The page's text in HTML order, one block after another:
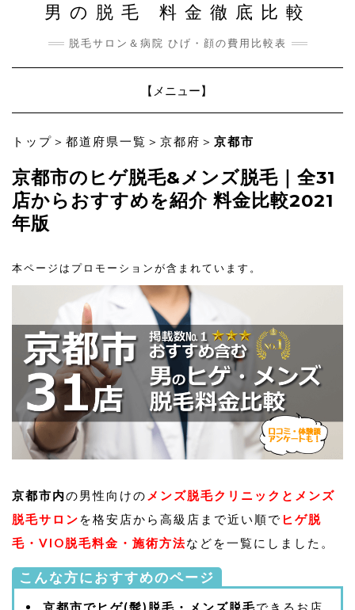
男の脱毛 料金徹底比較
脱毛サロン＆病院 ひげ・顔の費用比較表
トップ ＞ 都道府県一覧 ＞ 京都府 ＞ 京都市
京都市のヒゲ脱毛&メンズ脱毛｜全31
店からおすすめを紹介 料金比較2021
年版
本ページはプロモーションが含まれています。
京都市内の男性向けの メンズ脱毛クリニックとメンズ
脱毛サロン を格安店から高級店まで近い順で ヒゲ脱
毛・VIO脱毛料金・施術方法などを一覧にしました。
こんな方におすすめのページ
京都市でヒゲ(髭)脱毛・メンズ脱毛できるお店